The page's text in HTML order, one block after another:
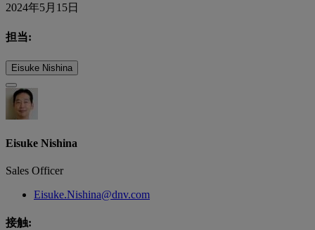
2024年5月15日
担当:
Eisuke Nishina
Eisuke Nishina
Sales Officer
Eisuke.Nishina@dnv.com
接触: